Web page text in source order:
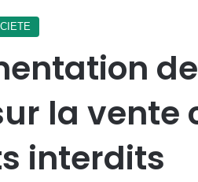
de
la vente
interdits